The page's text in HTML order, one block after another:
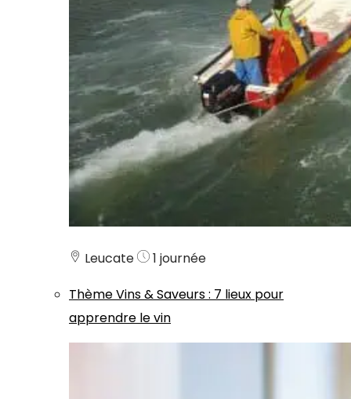
Leucate
1 journée
ThèmeVins & Saveurs: 7 lieux pour
apprendre le vin